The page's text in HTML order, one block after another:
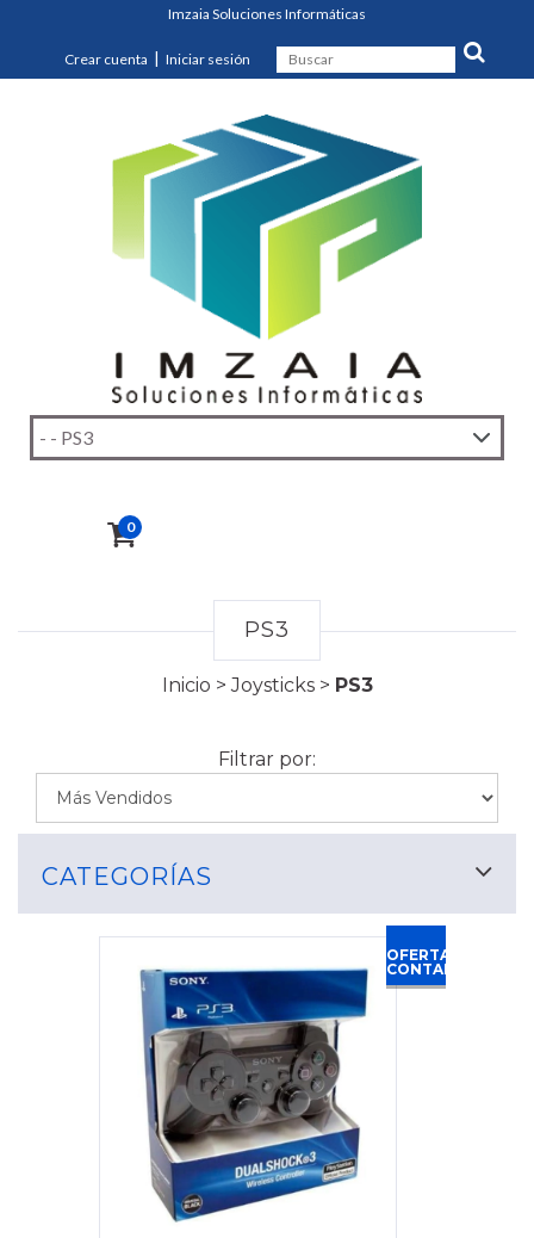
Imzaia Soluciones Informáticas
Crear cuenta | Iniciar sesión
0
PS3
Inicio > Joysticks > PS3
Filtrar por:
CATEGORÍAS
OFERTA
CONTADO